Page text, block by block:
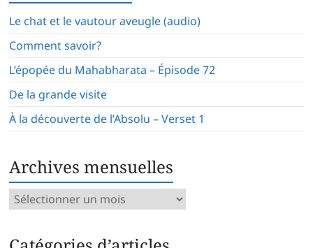
Le chat et le vautour aveugle (audio)
Comment savoir?
L’épopée du Mahabharata – Épisode 72
De la grande visite
À la découverte de l’Absolu – Verset 1
Archives mensuelles
Archives